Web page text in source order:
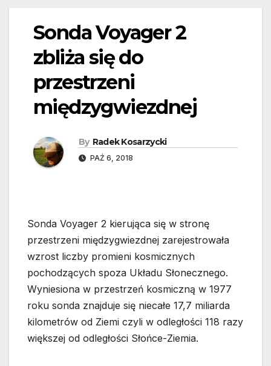
Sonda Voyager 2
zbliża się do
przestrzeni
międzygwiezdnej
By Radek Kosarzycki
PAŹ 6, 2018
Sonda Voyager 2 kierująca się w stronę
przestrzeni międzygwiezdnej zarejestrowała
wzrost liczby promieni kosmicznych
pochodzących spoza Układu Słonecznego.
Wyniesiona w przestrzeń kosmiczną w 1977
roku sonda znajduje się niecałe 17,7 miliarda
kilometrów od Ziemi czyli w odległości 118 razy
większej od odległości Słońce-Ziemia.